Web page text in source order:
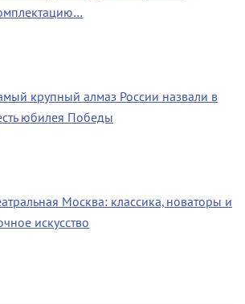
крупный алмаз России назвали в
юбилея Победы
Москва: классика, новаторы и
искусство